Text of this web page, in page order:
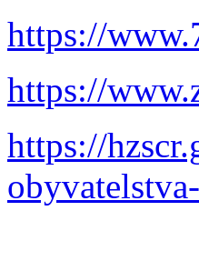
https://
https://
https://